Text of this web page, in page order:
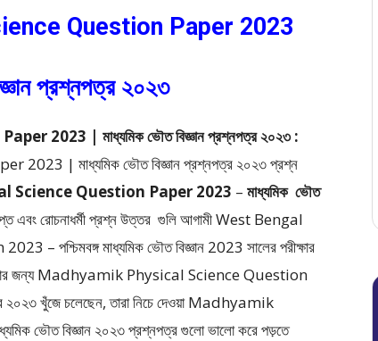
Question Paper 2023
প্রশ্নপত্র ২০২৩
| মাধ্যমিক ভৌত বিজ্ঞান প্রশ্নপত্র ২০২৩ :
| মাধ্যমিক ভৌত বিজ্ঞান প্রশ্নপত্র ২০২৩ প্রশ্ন
Science Question Paper 2023 – মাধ্যমিক ভৌত
এবং রোচনাধর্মী প্রশ্ন উত্তর গুলি আগামী West Bengal
পশ্চিমবঙ্গ মাধ্যমিক ভৌত বিজ্ঞান 2023 সালের পরীক্ষার
জন্য Madhyamik Physical Science Question
২০২৩ খুঁজে চলেছেন, তারা নিচে দেওয়া Madhyamik
ভৌত বিজ্ঞান ২০২৩ প্রশ্নপত্র গুলো ভালো করে পড়তে